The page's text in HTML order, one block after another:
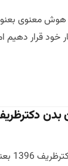
هوش معنوی
خود قرار
دکترظریف